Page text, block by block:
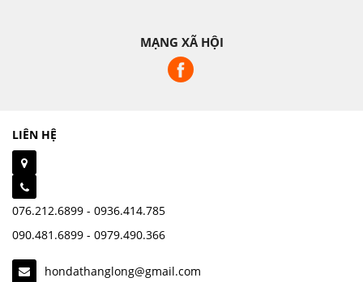
MẠNG XÃ HỘI
LIÊN HỆ
076.212.6899 - 0936.414.785
090.481.6899 - 0979.490.366
hondathanglong@gmail.com